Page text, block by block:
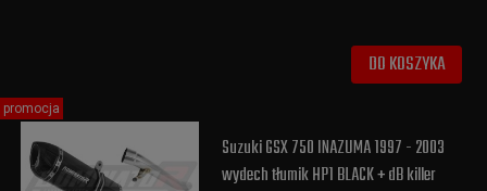
DO KOSZYKA
Suzuki GSX 750 INAZUMA 1997 - 2003
wydech tłumik HP1 BLACK + dB killer
promocja